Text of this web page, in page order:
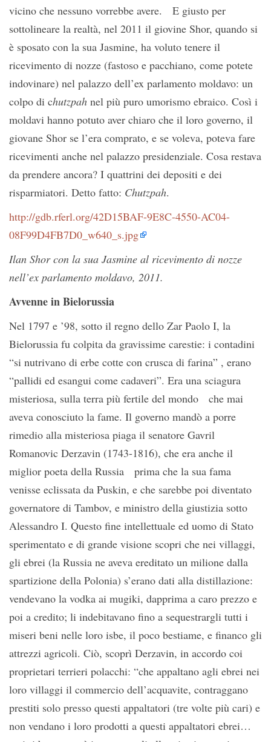
vicino che nessuno vorrebbe avere. E giusto per
sottolineare la realtà, nel 2011 il giovine Shor, quando si
è sposato con la sua Jasmine, ha voluto tenere il
ricevimento di nozze (fastoso e pacchiano, come potete
indovinare) nel palazzo dell’ex parlamento moldavo: un
colpo di chutzpah nel più puro umorismo ebraico. Così i
moldavi hanno potuto aver chiaro che il loro governo, il
giovane Shor se l’era comprato, e se voleva, poteva fare
ricevimenti anche nel palazzo presidenziale. Cosa restava
da prendere ancora? I quattrini dei depositi e dei
risparmiatori. Detto fatto: Chutzpah.
http://gdb.rferl.org/42D15BAF-9E8C-4550-AC04-
08F99D4FB7D0_w640_s.jpg
Ilan Shor con la sua Jasmine al ricevimento di nozze
nell’ex parlamento moldavo, 2011.
Avvenne in Bielorussia
Nel 1797 e ’98, sotto il regno dello Zar Paolo I, la
Bielorussia fu colpita da gravissime carestie: i contadini
“si nutrivano di erbe cotte con crusca di farina” , erano
“pallidi ed esangui come cadaveri”. Era una sciagura
misteriosa, sulla terra più fertile del mondo che mai
aveva conosciuto la fame. Il governo mandò a porre
rimedio alla misteriosa piaga il senatore Gavril
Romanovic Derzavin (1743-1816), che era anche il
miglior poeta della Russia prima che la sua fama
venisse eclissata da Puskin, e che sarebbe poi diventato
governatore di Tambov, e ministro della giustizia sotto
Alessandro I. Questo fine intellettuale ed uomo di Stato
sperimentato e di grande visione scopri che nei villaggi,
gli ebrei (la Russia ne aveva ereditato un milione dalla
spartizione della Polonia) s’erano dati alla distillazione:
vendevano la vodka ai mugiki, dapprima a caro prezzo e
poi a credito; li indebitavano fino a sequestrargli tutti i
miseri beni nelle loro isbe, il poco bestiame, e financo gli
attrezzi agricoli. Ciò, scoprì Derzavin, in accordo coi
proprietari terrieri polacchi: “che appaltano agli ebrei nei
loro villaggi il commercio dell’acquavite, contraggano
prestiti solo presso questi appaltatori (tre volte più cari) e
non vendano i loro prodotti a questi appaltatori ebrei…